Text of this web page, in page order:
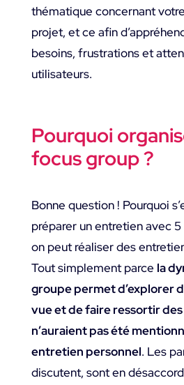
thématique concernant
projet, et ce afin
besoins, frustrations et
utilisateurs.
Pourquoi
focus group ?
Bonne question ! Pourquoi
préparer un entretien avec
on peut réaliser des
Tout simplement parce la
groupe permet d’explorer
vue et de faire ressortir
n’auraient pas été
entretien personnel. Les
discutent, sont en